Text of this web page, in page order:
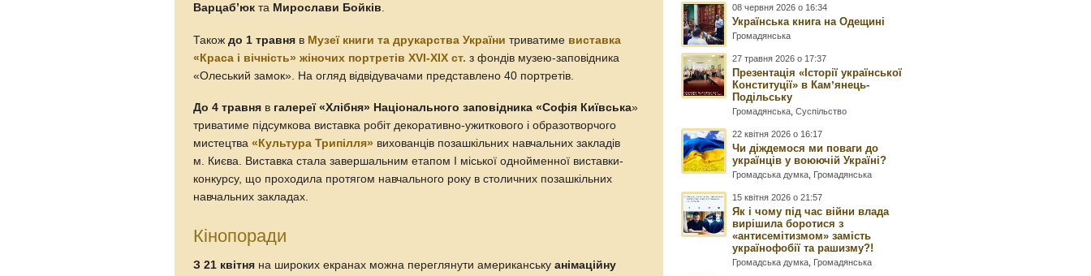
Варцаб’юк та Мирослави Бойків
Такождо 1 травня в Музеї книги та друкарства України триватиме виставка
«Краса і вічність» жіночих портретів XVI-XIX ст. з фондів музею-заповідника
«Олеський замок». На огляд відвідувачами представлено 40 портретів.
До 4 травня в галереї «Хлібня» Національного заповідника «Софія Київська»
триватиме підсумкова виставка робіт декоративно-ужиткового і образотворчого
мистецтва«Культура Трипілля» вихованців позашкільних навчальних закладів
м. Києва. Виставка стала завершальним етапом І міської однойменної виставки-
конкурсу, що проходила протягом навчального року в столичних позашкільних
навчальних закладах.
Кінопоради
З 21 квітня на широких екранах можна переглянути американськуанімаційну
08 червня 2026 о 16:34
Українська книга на Одещині
Громадянська
27 травня 2026 о 17:37
Презентація «Історії української
Конституції» в Камʼянець-
Подільську
Громадянська ,Суспільство
22 квітня 2026 о 16:17
Чи діждемося ми поваги до
українців у воюючій Україні?
Громадська думка Громадянська
15 квітня 2026 о 21:57
Як і чому під час війни влада
вирішила боротися з
«антисемітизмом» замість
українофобії та рашизму?!
Громадська думка Громадянська